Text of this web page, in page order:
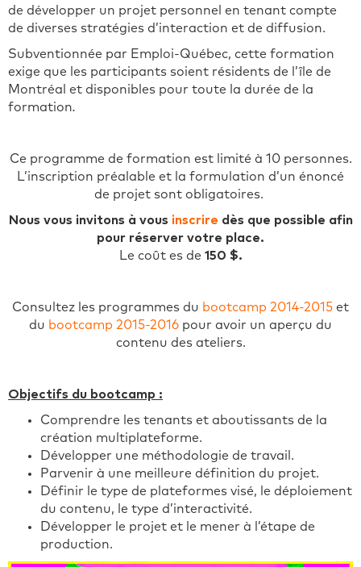
de développer un projet personnel en tenant compte
de diverses stratégies d’interaction et de diffusion.
Subventionnée par Emploi-Québec, cette formation
exige que les participants soient résidents de l’île de
Montréal et disponibles pour toute la durée de la
formation.
Ce programme de formation est limité à 10 personnes.
L’inscription préalable et la formulation d’un énoncé
de projet sont obligatoires.
Nous vous invitons à vous inscrire dès que possible afin
pour réserver votre place.
Le coût es de 150 $.
Consultez les programmes du bootcamp 2014-2015 et
du bootcamp 2015-2016 pour avoir un aperçu du
contenu des ateliers.
Objectifs du bootcamp :
Comprendre les tenants et aboutissants de la
création multiplateforme.
Développer une méthodologie de travail.
Parvenir à une meilleure définition du projet.
Définir le type de plateformes visé, le déploiement
du contenu, le type d’interactivité.
Développer le projet et le mener à l’étape de
production.